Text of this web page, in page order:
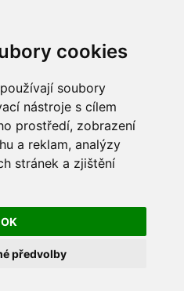
cookies
soubory
nástroje s cílem
prostředí, zobrazení
a reklam, analýzy
stránek a zjištění
OK
předvolby